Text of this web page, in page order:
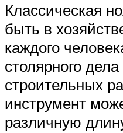
Классическая
быть в
каждого
столярного
строительных
инструмент
различную